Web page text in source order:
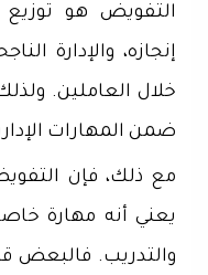
التفويض هو
إنجازه، والإدارة
خلال العاملين.
ضمن المهارات
مع ذلك، فإن
يعني أنه مهارة
والتدريب. فالبعض